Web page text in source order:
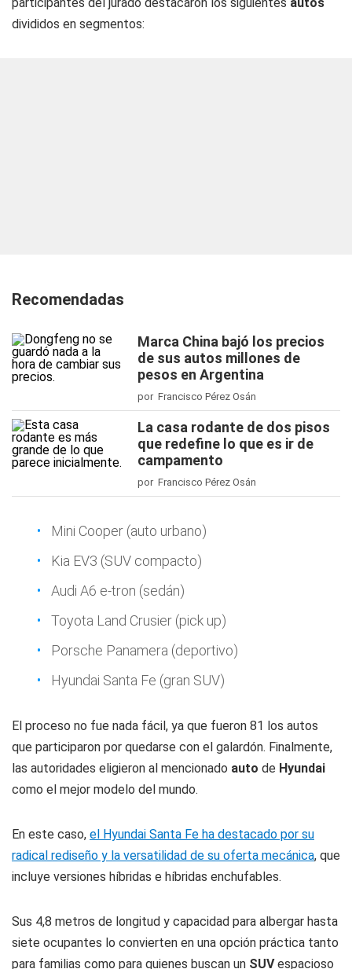
divididos en segmentos:
Recomendadas
Marca China bajó los precios
de sus autos millones de
pesos en Argentina
por Francisco Pérez Osán
La casa rodante de dos pisos
que redefine lo que es ir de
campamento
por Francisco Pérez Osán
Mini Cooper (auto urbano)
Kia EV3 (SUV compacto)
Audi A6 e-tron (sedán)
Toyota Land Crusier (pick up)
Porsche Panamera (deportivo)
Hyundai Santa Fe (gran SUV)
El proceso no fue nada fácil, ya que fueron 81 los autos
que participaron por quedarse con el galardón. Finalmente,
las autoridades eligieron al mencionado auto de Hyundai
como el mejor modelo del mundo.
En este caso, el Hyundai Santa Fe ha destacado por su
radical rediseño y la versatilidad de su oferta mecánica, que
incluye versiones híbridas e híbridas enchufables.
Sus 4,8 metros de longitud y capacidad para albergar hasta
siete ocupantes lo convierten en una opción práctica tanto
para familias como para quienes buscan un SUVespacioso